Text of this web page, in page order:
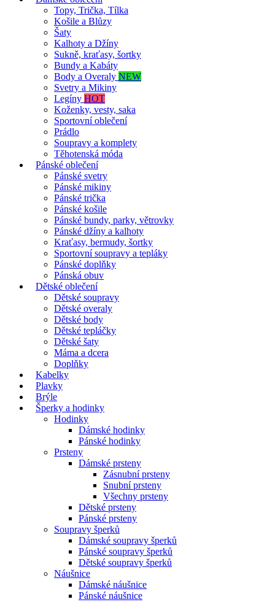
Topy, Trička, Tílka
Košile a Blůzy
Šaty
Kalhoty a Džíny
Sukně, kraťasy, šortky
Bundy a Kabáty
Body a Overaly NEW
Svetry a Mikiny
Legíny HOT
Koženky, vesty, saka
Sportovní oblečení
Prádlo
Soupravy a komplety
Těhotenská móda
Pánské oblečení
Pánské svetry
Pánské mikiny
Pánské trička
Pánské košile
Pánské bundy, parky, větrovky
Pánské džíny a kalhoty
Kraťasy, bermudy, šortky
Sportovní soupravy a tepláky
Pánské doplňky
Pánská obuv
Dětské oblečení
Dětské soupravy
Dětské overaly
Dětské body
Dětské tepláčky
Dětské šaty
Máma a dcera
Doplňky
Kabelky
Plavky
Brýle
Šperky a hodinky
Hodinky
Dámské hodinky
Pánské hodinky
Prsteny
Dámské prsteny
Zásnubní prsteny
Snubní prsteny
Všechny prsteny
Dětské prsteny
Pánské prsteny
Soupravy šperků
Dámské soupravy šperků
Pánské soupravy šperků
Dětské soupravy šperků
Náušnice
Dámské náušnice
Pánské náušnice